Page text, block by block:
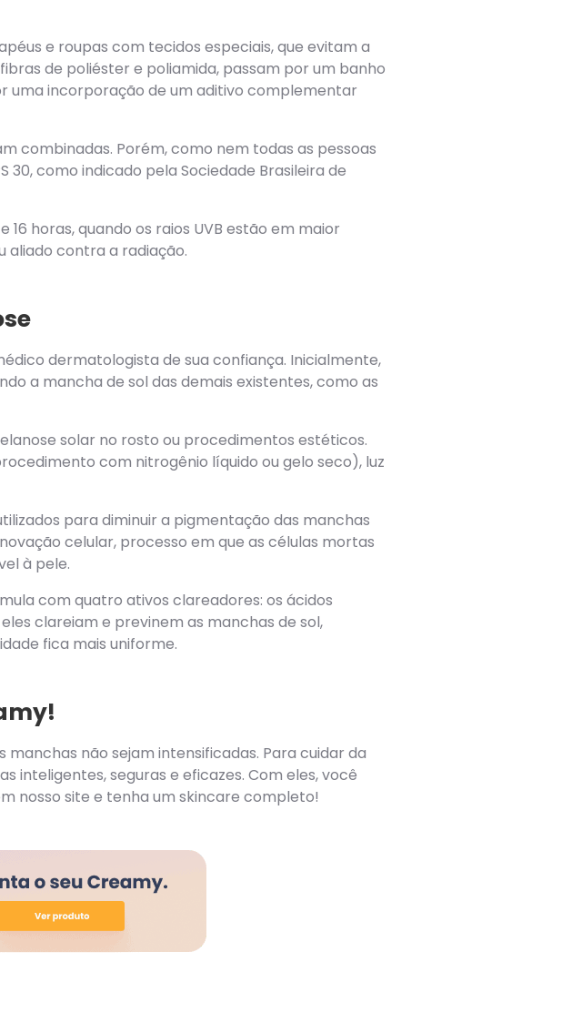
e roupas com tecidos especiais, que evitam a
de poliéster e poliamida, passam por um banho
uma incorporação de um aditivo complementar
combinadas. Porém, como nem todas as pessoas
30, como indicado pela Sociedade Brasileira de
horas, quando os raios UVB estão em maior
aliado contra a radiação.
dermatologista de sua confiança. Inicialmente,
a mancha de sol das demais existentes, como as
solar no rosto ou procedimentos estéticos.
com nitrogênio líquido ou gelo seco), luz
para diminuir a pigmentação das manchas
celular, processo em que as células mortas
à pele.
com quatro ativos clareadores: os ácidos
clareiam e previnem as manchas de sol,
fica mais uniforme.
não sejam intensificadas. Para cuidar da
inteligentes, seguras e eficazes. Com eles, você
nosso site e tenha um skincare completo!